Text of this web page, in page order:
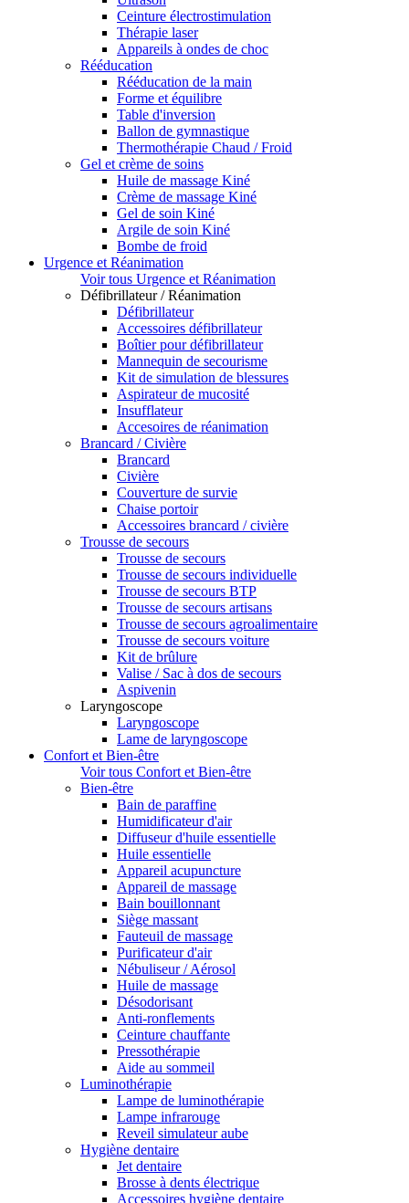
Ceinture électrostimulation
Thérapie laser
Appareils à ondes de choc
Rééducation
Rééducation de la main
Forme et équilibre
Table d'inversion
Ballon de gymnastique
Thermothérapie Chaud / Froid
Gel et crème de soins
Huile de massage Kiné
Crème de massage Kiné
Gel de soin Kiné
Argile de soin Kiné
Bombe de froid
Urgence et Réanimation
Voir tous Urgence et Réanimation
Défibrillateur / Réanimation
Défibrillateur
Accessoires défibrillateur
Boîtier pour défibrillateur
Mannequin de secourisme
Kit de simulation de blessures
Aspirateur de mucosité
Insufflateur
Accesoires de réanimation
Brancard / Civière
Brancard
Civière
Couverture de survie
Chaise portoir
Accessoires brancard / civière
Trousse de secours
Trousse de secours
Trousse de secours individuelle
Trousse de secours BTP
Trousse de secours artisans
Trousse de secours agroalimentaire
Trousse de secours voiture
Kit de brûlure
Valise / Sac à dos de secours
Aspivenin
Laryngoscope
Laryngoscope
Lame de laryngoscope
Confort et Bien-être
Voir tous Confort et Bien-être
Bien-être
Bain de paraffine
Humidificateur d'air
Diffuseur d'huile essentielle
Huile essentielle
Appareil acupuncture
Appareil de massage
Bain bouillonnant
Siège massant
Fauteuil de massage
Purificateur d'air
Nébuliseur / Aérosol
Huile de massage
Désodorisant
Anti-ronflements
Ceinture chauffante
Pressothérapie
Aide au sommeil
Luminothérapie
Lampe de luminothérapie
Lampe infrarouge
Reveil simulateur aube
Hygiène dentaire
Jet dentaire
Brosse à dents électrique
Accessoires hygiène dentaire